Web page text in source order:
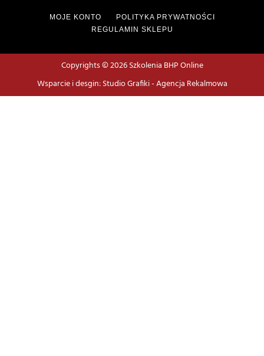
MOJE KONTO
POLITYKA PRYWATNOŚCI
REGULAMIN SKLEPU
Copyrights © 2026 Szkolenia BHP Online
Wsparcie i desgin: Studio Grafiki - Agencja Rekalmowa